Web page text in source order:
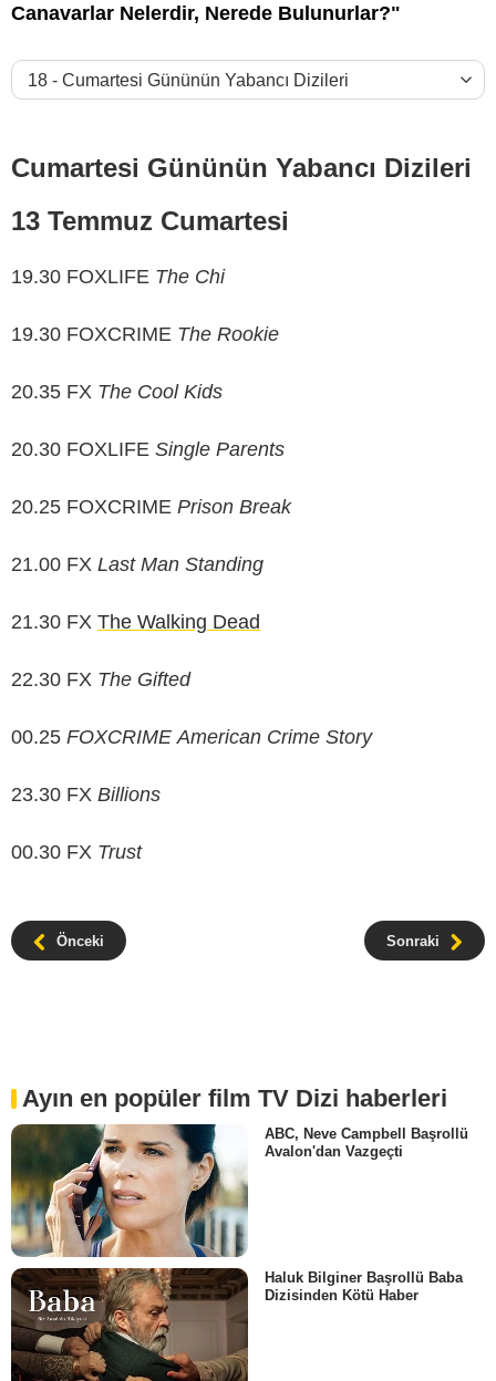
Canavarlar Nelerdir, Nerede Bulunurlar?"
Cumartesi Gününün Yabancı Dizileri
13 Temmuz Cumartesi
19.30 FOXLIFE The Chi
19.30 FOXCRIME The Rookie
20.35 FX The Cool Kids
20.30 FOXLIFE Single Parents
20.25 FOXCRIME Prison Break
21.00 FX Last Man Standing
21.30 FX The Walking Dead
22.30 FX The Gifted
00.25 FOXCRIME American Crime Story
23.30 FX Billions
00.30 FX Trust
Önceki Sonraki
Ayın en popüler film TV Dizi haberleri
ABC, Neve Campbell Başrollü
Avalon'dan Vazgeçti
Haluk Bilginer Başrollü Baba
Dizisinden Kötü Haber